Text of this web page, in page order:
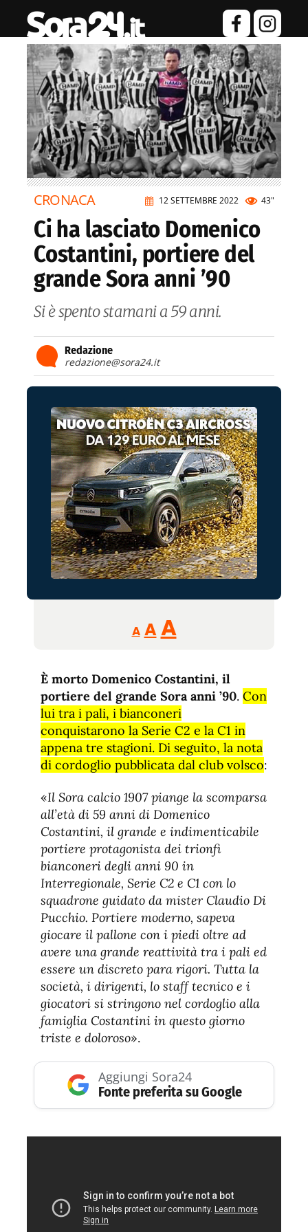
12 SETTEMBRE 2022 43"
CRONACA
Ci ha lasciato Domenico
Costantini, portiere del
grande Sora anni ’90
Si è spento stamani a 59 anni.
Redazione
redazione@sora24.it
A
Reducir
tamaño
A Restablecer
tamaño
de
fuente
AAumentar
de
fuente.
È morto Domenico Costantini, il
portiere del grande Sora anni ’90. Con
lui tra i pali, i bianconeri
conquistarono la Serie C2 e la C1 in
appena tre stagioni. Di seguito, la nota
di cordoglio pubblicata dal club volsco:
«Il Sora calcio 1907 piange la scomparsa
all’età di 59 anni di Domenico
Costantini, il grande e indimenticabile
portiere protagonista dei trionfi
bianconeri degli anni 90 in
Interregionale, Serie C2 e C1 con lo
squadrone guidato da mister Claudio Di
Pucchio. Portiere moderno, sapeva
giocare il pallone con i piedi oltre ad
avere una grande reattività tra i pali ed
essere un discreto para rigori. Tutta la
società, i dirigenti, lo staff tecnico e i
giocatori si stringono nel cordoglio alla
famiglia Costantini in questo giorno
triste e doloroso».
Aggiungi Sora24
Fonte preferita su Google